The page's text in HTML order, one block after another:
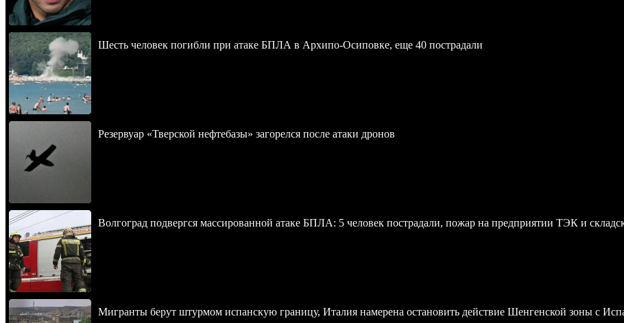
Шесть человек погибли при атаке БПЛА в Архипо-Осиповке, еще 40 пострадали
Резервуар «Тверской нефтебазы» загорелся после атаки дронов
Волгоград подвергся массированной атаке БПЛА: 5 человек пострадали, пожар на предприятии ТЭК и
Мигранты берут штурмом испанскую границу, Италия намерена остановить действие Шенгенской зоны с